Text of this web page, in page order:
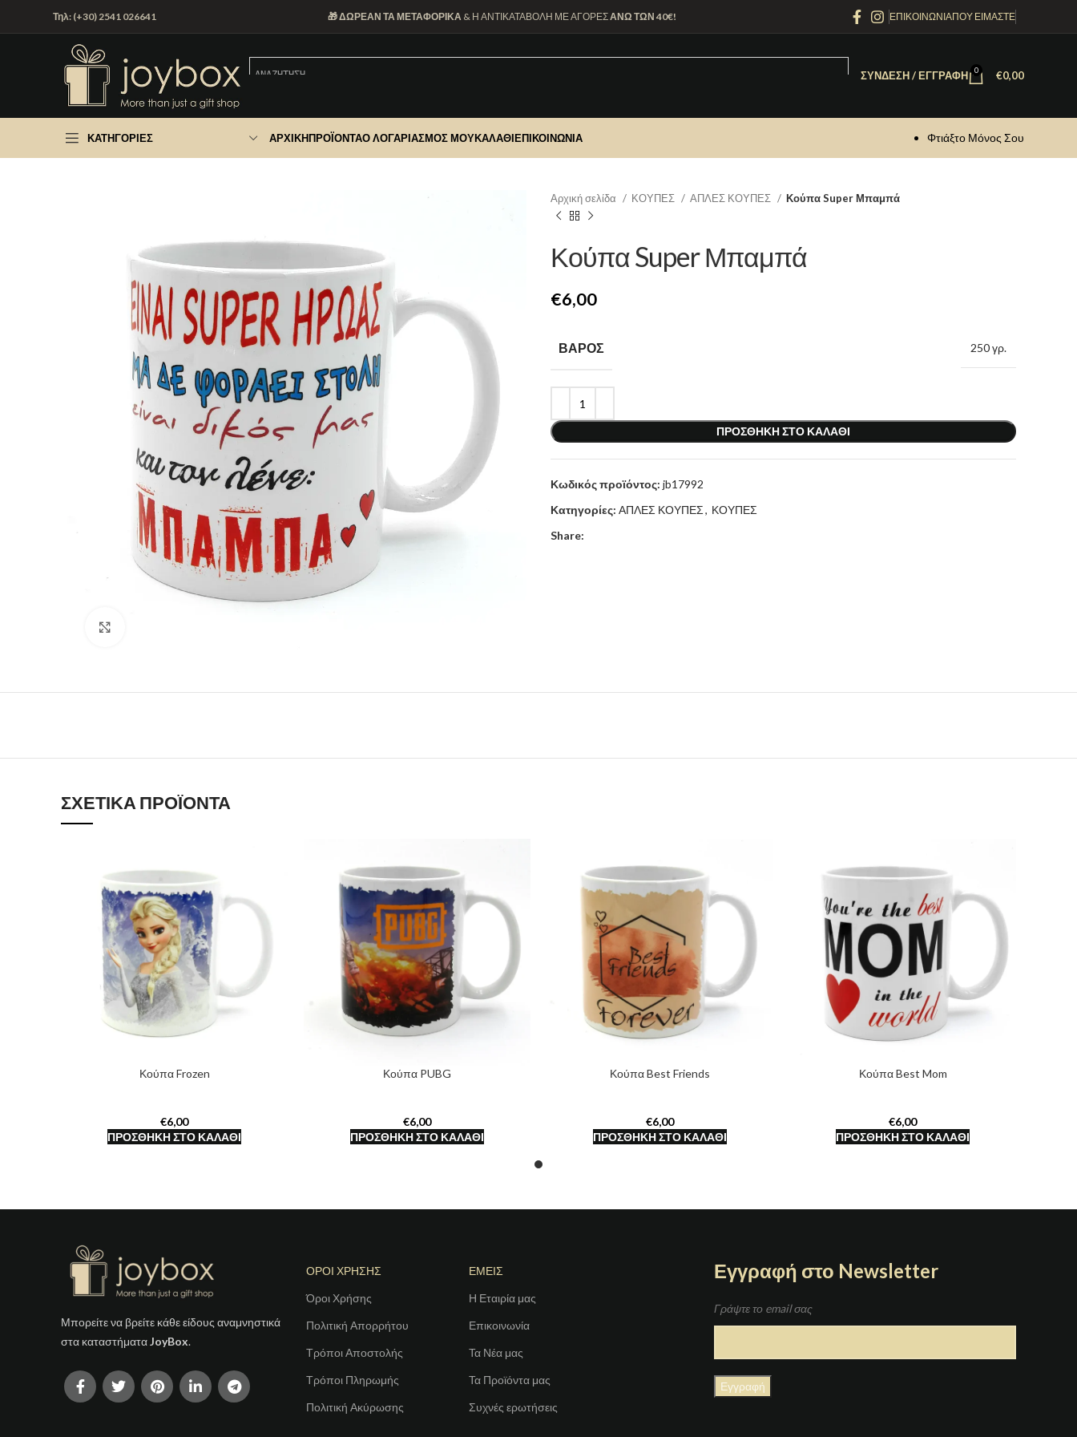
Τηλ: (+30) 2541 026641 🎁 ΔΩΡΕΑΝ ΤΑ ΜΕΤΑΦΟΡΙΚΑ & Η ΑΝΤΙΚΑΤΑΒΟΛΗ ΜΕ ΑΓΟΡΕΣΑΝΩ ΤΩΝ 40€! ΕΠΙΚΟΙΝΩΝΙΑΠΟΥ ΕΙΜΑΣΤΕ
ΣΎΝΔΕΣΗ / ΕΓΓΡΑΦΉ 0 €0,00
ΚΑΤΗΓΟΡΊΕΣ ΑΡΧΙΚΉΠΡΟΪΌΝΤΑΟ ΛΟΓΑΡΙΑΣΜΌΣ ΜΟΥΚΑΛΆΘΙΕΠΙΚΟΙΝΩΝΊΑ Φτιάξτο Μόνος Σου
Αρχική σελίδα ΚΟΥΠΕΣ ΑΠΛΕΣ ΚΟΥΠΕΣ Κούπα Super Μπαμπά
Κούπα Super Μπαμπά
€
ΒΆΡΟΣ 250 γρ.
ΠΡΟΣΘΉΚΗ ΣΤΟ ΚΑΛΆΘΙ
Κωδικός προϊόντος: jb17992
Κατηγορίες: ΑΠΛΕΣ ΚΟΥΠΕΣ, ΚΟΥΠΕΣ
Share:
ΣΧΕΤΙΚΆ ΠΡΟΪΌΝΤΑ
Κούπα Frozen
€
ΠΡΟΣΘΉΚΗ ΣΤΟ ΚΑΛΆΘΙ
Κούπα PUBG
€
ΠΡΟΣΘΉΚΗ ΣΤΟ ΚΑΛΆΘΙ
Κούπα Best Friends
€
ΠΡΟΣΘΉΚΗ ΣΤΟ ΚΑΛΆΘΙ
Κούπα Best Mom
€
ΠΡΟΣΘΉΚΗ ΣΤΟ ΚΑΛΆΘΙ
Μπορείτε να βρείτε κάθε είδους αναμνηστικά
στα καταστήματαJoyBox.
ΟΡΟΙ ΧΡΗΣΗΣ
Όροι Χρήσης
Πολιτική Απορρήτου
Τρόποι Αποστολής
Τρόποι Πληρωμής
Πολιτική Ακύρωσης
ΕΜΕΙΣ
Η Εταιρία μας
Επικοινωνία
Τα Νέα μας
Τα Προϊόντα μας
Συχνές ερωτήσεις
Εγγραφή στο Newsletter
Γράψτε το email σας